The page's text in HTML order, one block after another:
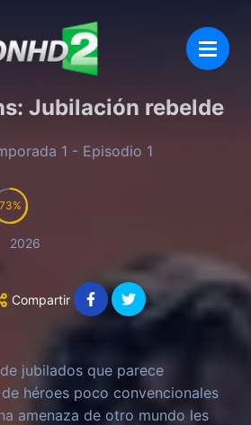
Jubilación rebelde
1 - Episodio 1
73
2026
Compartir
jubilados que parece
héroes poco convencionales
amenaza de otro mundo les